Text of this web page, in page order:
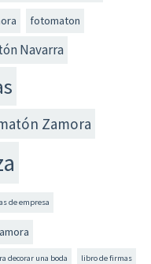
fotomaton
Navarra
Zamora
de empresa
decorar una boda libro de firmas